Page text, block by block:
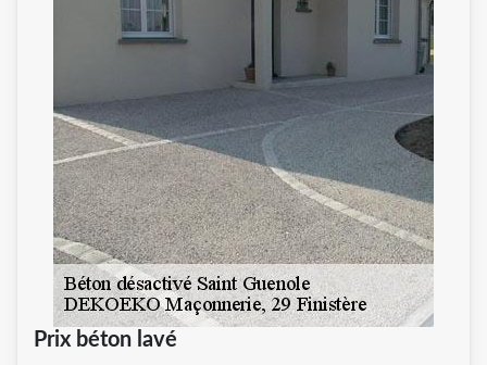
Prix béton lavé